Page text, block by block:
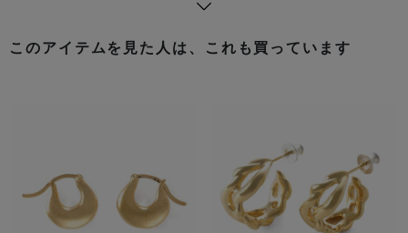
このアイテムを見た人は、これも買っています